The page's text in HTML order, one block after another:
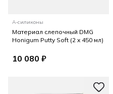
А-силиконы
Материал слепочный DMG
Honigum Putty Soft (2 x 450 мл)
10 080 ₽